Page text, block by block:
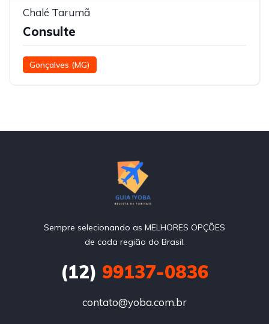
Chalé Tarumã
Consulte
Gonçalves (MG)
Sempre selecionando as MELHORES OPÇÕES
de cada região do Brasil.
(12) 99137-0836
contato@yoba.com.br